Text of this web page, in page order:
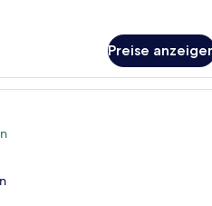
Preise
Ein gemütlicher,